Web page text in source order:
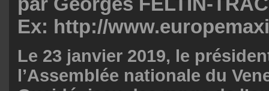
Ex: http://
Le 23 janvier 2019, le
l’Assemblée nationale du